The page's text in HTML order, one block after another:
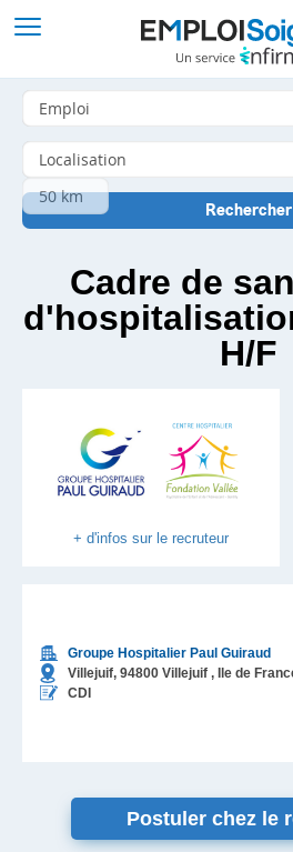
Cadre de
H/F
+ d'infos sur le recruteur
Groupe Hospitalier Paul Guiraud
Villejuif, 94800 Villejuif , Ile de
CDI
Postuler chez le